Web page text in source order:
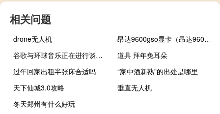
相关问题
drone无人机
昂达9600gso显卡（昂达9600gso 384m）
谷歌与环球音乐正在进行谈判从而尝试就人工智能“深度伪造”技术达成协议双方商谈的内容包括为人工智能生成的歌曲申请“艺术家声音”授权
道具 拜年兔耳朵
过年回家出租半张床合适吗
“家中酒新熟”的出处是哪里
天下仙城3.0攻略
垂直无人机
冬天郑州有什么好玩